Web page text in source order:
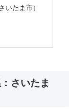
いたま市）
さいたま